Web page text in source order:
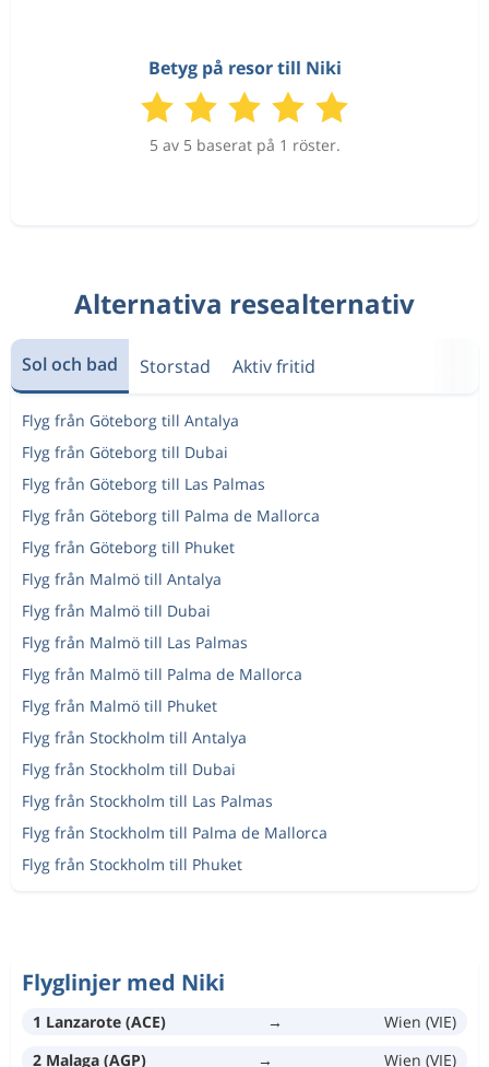
Betyg på resor till Niki
5 av 5 baserat på 1 röster.
Alternativa resealternativ
Sol och bad Storstad Aktiv fritid
Flyg från Göteborg till Antalya
Flyg från Göteborg till Dubai
Flyg från Göteborg till Las Palmas
Flyg från Göteborg till Palma de Mallorca
Flyg från Göteborg till Phuket
Flyg från Malmö till Antalya
Flyg från Malmö till Dubai
Flyg från Malmö till Las Palmas
Flyg från Malmö till Palma de Mallorca
Flyg från Malmö till Phuket
Flyg från Stockholm till Antalya
Flyg från Stockholm till Dubai
Flyg från Stockholm till Las Palmas
Flyg från Stockholm till Palma de Mallorca
Flyg från Stockholm till Phuket
Flyglinjer med Niki
1 Lanzarote (ACE) →
Wien (VIE)
2 Malaga (AGP)
→
Wien (VIE)